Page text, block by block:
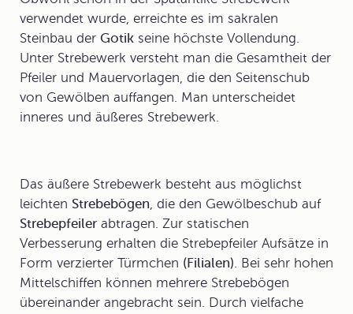
verwendet wurde, erreichte es im sakralen
Steinbau der Gotik seine höchste Vollendung.
Unter Strebewerk versteht man die Gesamtheit der
Pfeiler und Mauervorlagen, die den Seitenschub
von Gewölben auffangen. Man unterscheidet
inneres und äußeres Strebewerk.
Das äußere Strebewerk besteht aus möglichst
leichten Strebebögen, die den Gewölbeschub auf
Strebepfeiler abtragen. Zur statischen
Verbesserung erhalten die Strebepfeiler Aufsätze in
Form verzierter Türmchen (Filialen). Bei sehr hohen
Mittelschiffen können mehrere Strebebögen
übereinander angebracht sein. Durch vielfache